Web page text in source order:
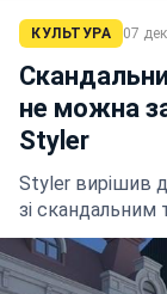
КУЛЬТУРА 07
не можна
Styler
Styler вирішив
зі скандальним